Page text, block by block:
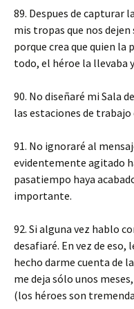
89. Despues de capturar
mis tropas que nos
porque crea que quien la
todo, el héroe la llevaba
90. No diseñaré mi Sala
las estaciones de
91. No ignoraré al
evidentemente agitado
pasatiempo haya
importante.
92. Si alguna vez hablo
desafiaré. En vez de eso,
hecho darme cuenta de
me deja sólo unos
(los héroes son